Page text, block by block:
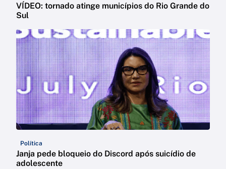
VÍDEO: tornado atinge municípios do Rio Grande do
Sul
Política
Janja pede bloqueio do Discord após suicídio de
adolescente